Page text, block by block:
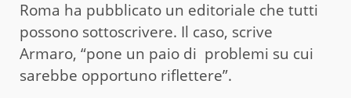
Roma ha pubblicato un editoriale che tutti
possono sottoscrivere. Il caso, scrive
Armaro, “pone un paio di problemi su cui
sarebbe opportuno riflettere”.